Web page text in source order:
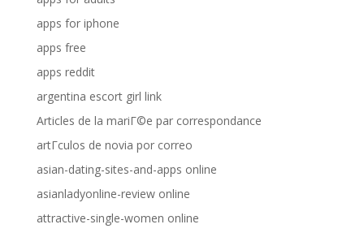
apps for iphone
apps free
apps reddit
argentina escort girl link
Articles de la mariГ©e par correspondance
artГ­culos de novia por correo
asian-dating-sites-and-apps online
asianladyonline-review online
attractive-single-women online